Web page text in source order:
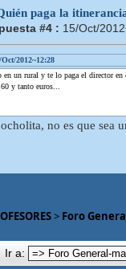
paga la
#4 : 15/Oct/
2012~12:28
un rural y te lo paga el director
y tanto euros...
no es que sea
> Foro
Ir a: